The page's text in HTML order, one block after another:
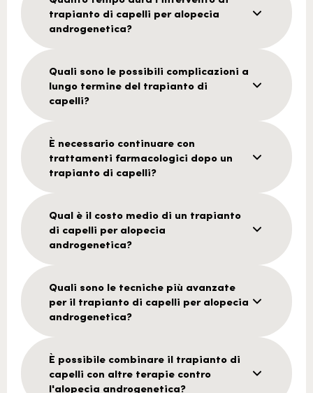
trapianto di capelli per alopecia
androgenetica?
Quali sono le possibili complicazioni a
lungo termine del trapianto di
capelli?
È necessario continuare con
trattamenti farmacologici dopo un
trapianto di capelli?
Qual è il costo medio di un trapianto
di capelli per alopecia
androgenetica?
Quali sono le tecniche più avanzate
per il trapianto di capelli per alopecia
androgenetica?
È possibile combinare il trapianto di
capelli con altre terapie contro
l'alopecia androgenetica?